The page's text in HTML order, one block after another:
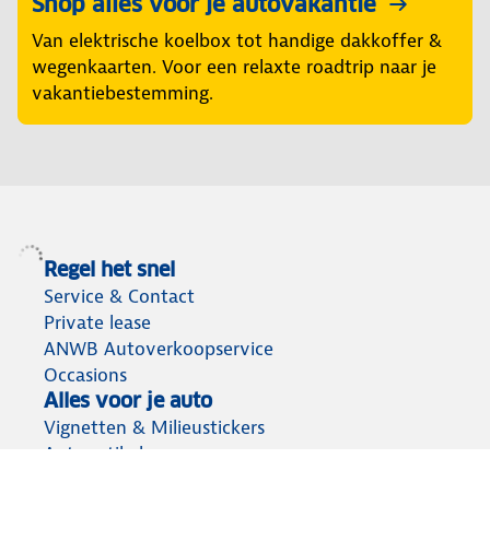
Van elektrische koelbox tot handige dakkoffer &
wegenkaarten. Voor een relaxte roadtrip naar je
vakantiebestemming.
Regel het snel
Service & Contact
Private lease
ANWB Autoverkoopservice
Occasions
Alles voor je auto
Vignetten & Milieustickers
Auto artikelen